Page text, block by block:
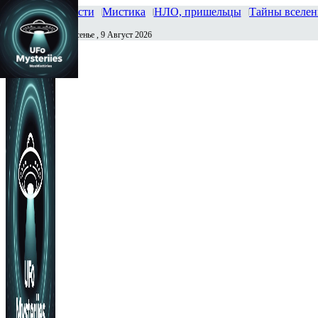
Главная Новости Мистика НЛО, пришельцы Тайны
Сегодня Воскресенье , 9 Август 2026